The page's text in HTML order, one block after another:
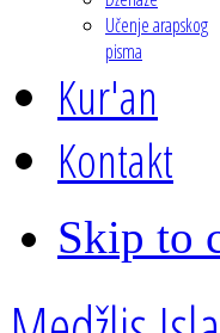
Učenje arapskog
pisma
Kur'an
Kontakt
Skip to